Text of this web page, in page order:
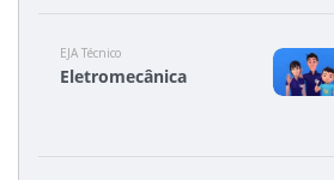
Estatísticas dos Processos Seletivos
EJA Técnico
Eletromecânica